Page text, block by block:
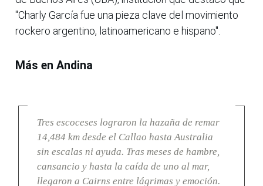
"Charly García fue una pieza clave del movimiento
rockero argentino, latinoamericano e hispano".
Más en Andina
Tres escoceses lograron la hazaña de remar
14,484 km desde el Callao hasta Australia
sin escalas ni ayuda. Tras meses de hambre,
cansancio y hasta la caída de uno al mar,
llegaron a Cairns entre lágrimas y emoción.